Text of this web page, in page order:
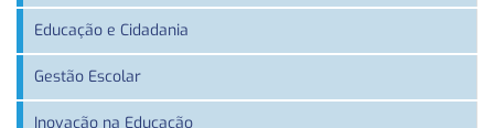
Educação e Cidadania
Gestão Escolar
Inovação na Educação